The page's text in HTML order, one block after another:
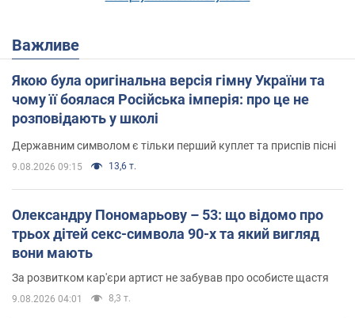
Чернівці та
область
Чернігівська
https://chernihivoblenergo.com.ua/
Важливе
Якою була оригінальна версія гімну України та
чому її боялася Російська імперія: про це не
розповідають у школі
Державним символом є тільки перший куплет та приспів пісні
9.08.2026 09:15 13,6 т.
Олександру Пономарьову – 53: що відомо про
трьох дітей секс-символа 90-х та який вигляд
вони мають
За розвитком кар'єри артист не забував про особисте щастя
9.08.2026 04:01 8,3 т.